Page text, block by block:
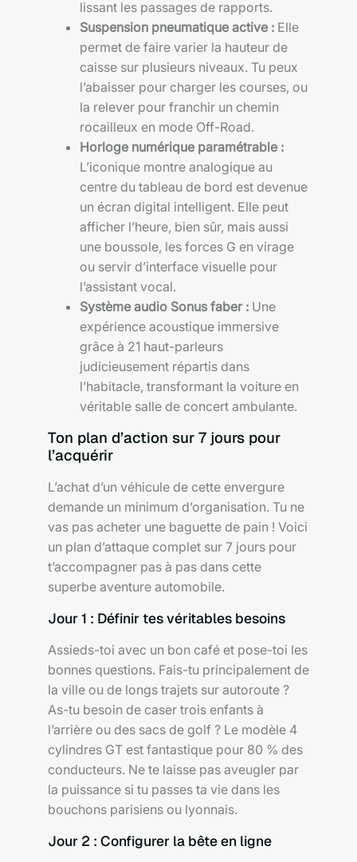
lissant les passages de rapports.
Suspension pneumatique active : Elle
permet de faire varier la hauteur de
caisse sur plusieurs niveaux. Tu peux
l’abaisser pour charger les courses, ou
la relever pour franchir un chemin
rocailleux en mode Off-Road.
Horloge numérique paramétrable :
L’iconique montre analogique au
centre du tableau de bord est devenue
un écran digital intelligent. Elle peut
afficher l’heure, bien sûr, mais aussi
une boussole, les forces G en virage
ou servir d’interface visuelle pour
l’assistant vocal.
Système audio Sonus faber : Une
expérience acoustique immersive
grâce à 21 haut-parleurs
judicieusement répartis dans
l’habitacle, transformant la voiture en
véritable salle de concert ambulante.
Ton plan d’action sur 7 jours pour
l’acquérir
L’achat d’un véhicule de cette envergure
demande un minimum d’organisation. Tu ne
vas pas acheter une baguette de pain ! Voici
un plan d’attaque complet sur 7 jours pour
t’accompagner pas à pas dans cette
superbe aventure automobile.
Jour 1 : Définir tes véritables besoins
Assieds-toi avec un bon café et pose-toi les
bonnes questions. Fais-tu principalement de
la ville ou de longs trajets sur autoroute ?
As-tu besoin de caser trois enfants à
l’arrière ou des sacs de golf ? Le modèle 4
cylindres GT est fantastique pour 80 % des
conducteurs. Ne te laisse pas aveugler par
la puissance si tu passes ta vie dans les
bouchons parisiens ou lyonnais.
Jour 2 : Configurer la bête en ligne